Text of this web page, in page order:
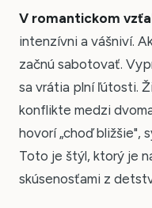
V romantickom
intenzívni a vášniví.
začnú sabotovať.
sa vrátia plní ľútosti.
konflikte medzi
hovorí „choď bližšie",
Toto je štýl, ktorý je
skúsenosťami z